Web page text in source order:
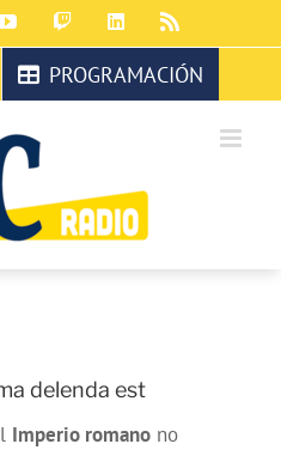
YouTubeTwitchLinkedIn
PROGRAMACIÓN
delenda est
Imperio romano no